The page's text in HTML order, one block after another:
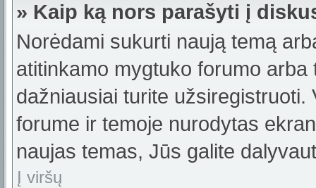
» Kaip ką nors parašyti į
Norėdami sukurti naują temą
atitinkamo mygtuko forumo
dažniausiai turite
forume ir temoje nurodytas
naujas temas, Jūs galite
Į viršų